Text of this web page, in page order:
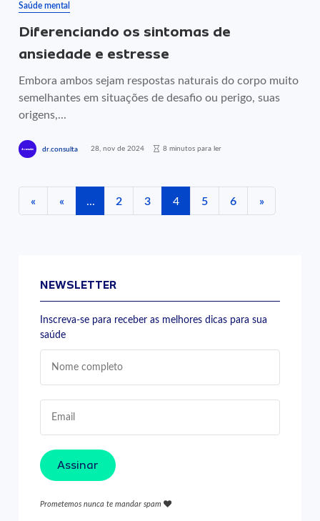
Saúde mental
Diferenciando os sintomas de
ansiedade e estresse
Embora ambos sejam respostas naturais do corpo muito
semelhantes em situações de desafio ou perigo, suas
origens,...
dr.consulta 28, nov de 2024 8 minutos para ler
« « ... 2 3 4 5 6 »
NEWSLETTER
Inscreva-se para receber as melhores dicas para sua
saúde
Assinar
Prometemos nunca te mandar spam